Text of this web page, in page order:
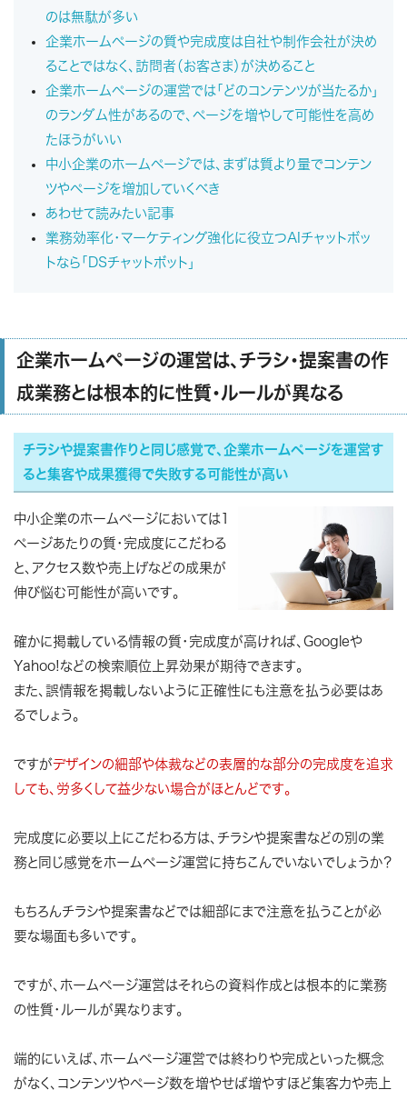
のは無駄が多い
企業ホームページの質や完成度は自社や制作会社が決め
ることではなく、訪問者（お客さま）が決めること
企業ホームページの運営では「どのコンテンツが当たるか」
のランダム性があるので、ページを増やして可能性を高め
たほうがいい
中小企業のホームページでは、まずは質より量でコンテン
ツやページを増加していくべき
あわせて読みたい記事
業務効率化・マーケティング強化に役立つAIチャットボッ
トなら「DSチャットボット」
企業ホームページの運営は、チラシ・提案書の作
成業務とは根本的に性質・ルールが異なる
チラシや提案書作りと同じ感覚で、企業ホームページを運営す
ると集客や成果獲得で失敗する可能性が高い
中小企業のホームページにおいては1
ページあたりの質・完成度にこだわる
と、アクセス数や売上げなどの成果が
伸び悩む可能性が高いです。
確かに掲載している情報の質・完成度が高ければ、Googleや
Yahoo!などの検索順位上昇効果が期待できます。
また、誤情報を掲載しないように正確性にも注意を払う必要はあ
るでしょう。
ですがデザインの細部や体裁などの表層的な部分の完成度を追求
しても、労多くして益少ない場合がほとんどです。
完成度に必要以上にこだわる方は、チラシや提案書などの別の業
務と同じ感覚をホームページ運営に持ちこんでいないでしょうか？
もちろんチラシや提案書などでは細部にまで注意を払うことが必
要な場面も多いです。
ですが、ホームページ運営はそれらの資料作成とは根本的に業務
の性質・ルールが異なります。
端的にいえば、ホームページ運営では終わりや完成といった概念
がなく、コンテンツやページ数を増やせば増やすほど集客力や売上